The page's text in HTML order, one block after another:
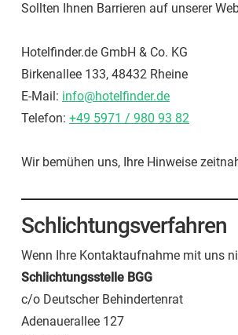
Sollten Ihnen Barrieren auf unserer
Hotelfinder.de GmbH & Co. KG
Birkenallee 133, 48432 Rheine
E-Mail: info@hotelfinder.de
Telefon: +49 5971 / 980 93 82
Wir bemühen uns, Ihre Hinweise
Schlichtungsverfahren
Wenn Ihre Kontaktaufnahme mit uns
Schlichtungsstelle BGG
c/o Deutscher Behindertenrat
Adenauerallee 127